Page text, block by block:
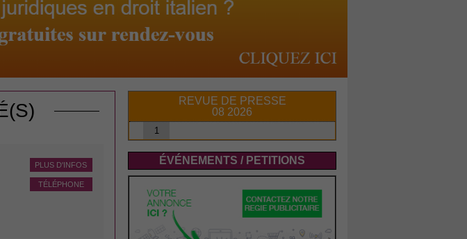
PLUS D'INFOS
TÉLÉPHONE
REVUE DE PRESSE
08 2026
1
ÉVÉNEMENTS / PETITIONS